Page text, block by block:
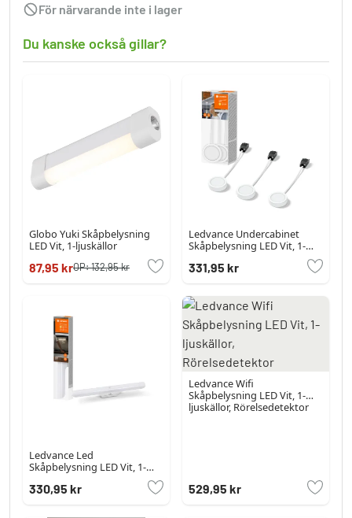
För närvarande inte i lager
Du kanske också gillar?
Globo Yuki Skåpbelysning
LED Vit, 1-ljuskällor
87,95 krOP:132,95 kr
Ledvance Undercabinet
Skåpbelysning LED Vit, 1-
331,95 kr
Ledvance Led
Skåpbelysning LED Vit, 1-
330,95 kr
Ledvance Wifi
Skåpbelysning LED Vit, 1-
ljuskällor, Rörelsedetektor
529,95 kr